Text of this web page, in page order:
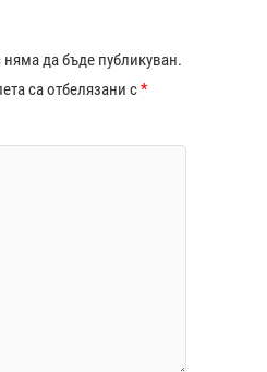
да бъде публикуван.
са отбелязани с*